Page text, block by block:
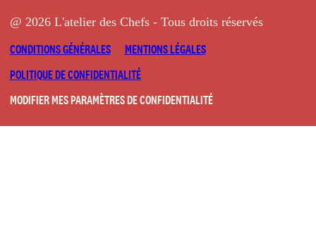
@ 2026 L'atelier des Chefs - Tous droits réservés
CONDITIONS GÉNÉRALES
MENTIONS LÉGALES
POLITIQUE DE CONFIDENTIALITÉ
MODIFIER MES PARAMÈTRES DE CONFIDENTIALITÉ